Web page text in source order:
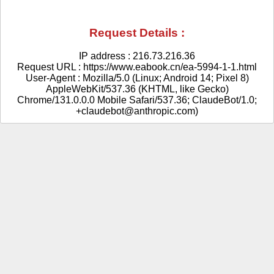
Request Details :
IP address : 216.73.216.36
Request URL : https://www.eabook.cn/ea-5994-1-1.html
User-Agent : Mozilla/5.0 (Linux; Android 14; Pixel 8)
AppleWebKit/537.36 (KHTML, like Gecko)
Chrome/131.0.0.0 Mobile Safari/537.36; ClaudeBot/1.0;
+claudebot@anthropic.com)